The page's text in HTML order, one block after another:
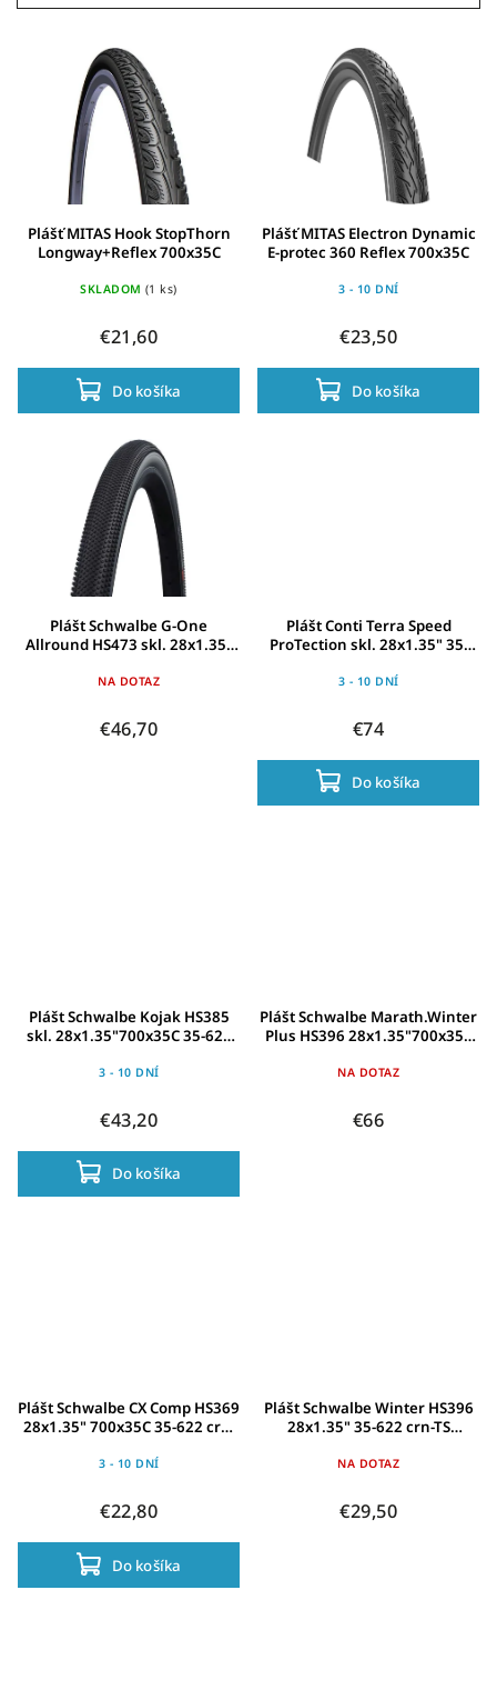
Najdrahšie
Abecedne
Plášť MITAS Hook StopThorn
Longway+Reflex 700x35C
SKLADOM (1 ks)
€21,60
Do košíka
Plášť MITAS Electron Dynamic
E-protec 360 Reflex 700x35C
3 - 10 DNÍ
€23,50
Do košíka
Plášt Schwalbe G-One
Allround HS473 skl. 28x1.35"
NA DOTAZ
€46,70
Plášt Conti Terra Speed
ProTection skl. 28x1.35" 35-
3 - 10 DNÍ
€74
Do košíka
Plášt Schwalbe Kojak HS385
skl. 28x1.35"700x35C 35-622
3 - 10 DNÍ
€43,20
Do košíka
Plášt Schwalbe Marath.Winter
Plus HS396 28x1.35"700x35C
NA DOTAZ
€66
Plášt Schwalbe CX Comp HS369
28x1.35" 700x35C 35-622 crn-
3 - 10 DNÍ
€22,80
Do košíka
Plášt Schwalbe Winter HS396
28x1.35" 35-622 crn-TS
NA DOTAZ
€29,50